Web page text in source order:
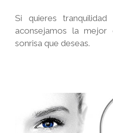
Si quieres
aconsejamos la
sonrisa que deseas.